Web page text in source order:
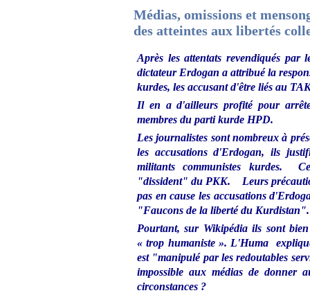
Médias, omissions et
des atteintes aux libertés
Après les attentats revendiqués
dictateur Erdogan a attribué la
kurdes, les accusant d'être liés au
Il en a d'ailleurs profité pour
membres du parti kurde HPD.
Les journalistes sont nombreux à
les accusations d'Erdogan, ils
militants communistes kurdes.
"dissident" du PKK. Leurs
pas en cause les accusations
"Faucons de la liberté du Kurdistan".
Pourtant, sur Wikipédia ils sont
« trop humaniste ». L'Huma
est "manipulé par les redoutables
impossible aux médias de donner
circonstances ?